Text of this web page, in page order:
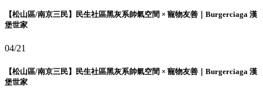
【松山區/南京三民】民生社區黑灰系帥氣空間 × 寵物友善｜Burgerciaga 漢
堡世家
04/21
【松山區/南京三民】民生社區黑灰系帥氣空間 × 寵物友善｜Burgerciaga 漢
堡世家